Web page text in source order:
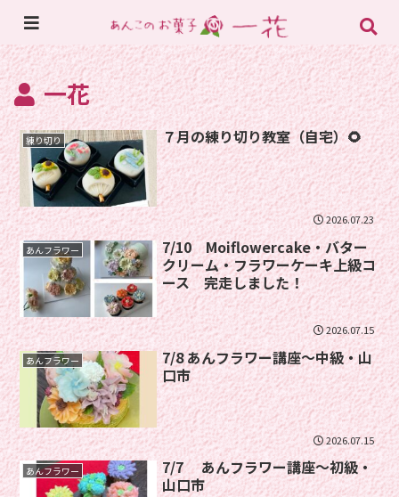
一花
練り切り ７月の練り切り教室（自宅）🌻
2026.07.23
あんフラワー
7/10 Moiflowercake・バター
クリーム・フラワーケーキ上級コ
ース 完走しました！
2026.07.15
あんフラワー
7/8 あんフラワー講座〜中級・山
口市
2026.07.15
あんフラワー
7/7 あんフラワー講座〜初級・
山口市